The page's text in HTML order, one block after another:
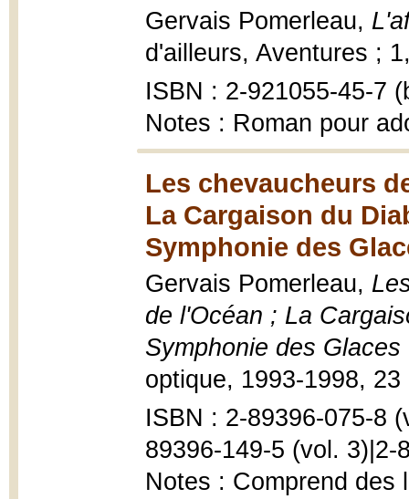
Gervais Pomerleau,
d'ailleurs, Aventures ;
ISBN : 2-921055-45-7
Notes : Roman pour
Les chevaucheurs
La Cargaison du
Symphonie des
Gervais Pomerleau,
de l'Océan ; La
Symphonie des Glaces
optique, 1993-1998, 23
ISBN : 2-89396-075-8
89396-149-5 (vol. 3)|2-
Notes : Comprend des